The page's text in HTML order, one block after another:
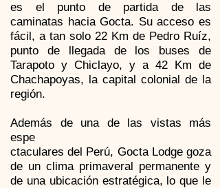
es el punto de partida de las
caminatas hacia Gocta. Su acceso es
fácil, a tan solo 22 Km de Pedro Ruíz,
punto de llegada de los buses de
Tarapoto y Chiclayo, y a 42 Km de
Chachapoyas, la capital colonial de la
región.
Además de una de las vistas más
espe
ctaculares del Perú, Gocta Lodge goza
de un clima primaveral permanente y
de una ubicación estratégica, lo que le